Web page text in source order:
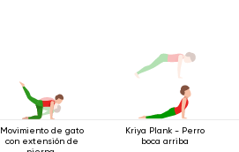
Movimiento de gato
con extensión de
Kriya Plank - Perro
boca arriba